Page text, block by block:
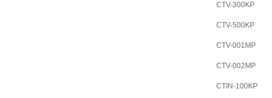
CTV-300KP
CTV-500KP
CTV-001MP
CTV-002MP
CTIN-100KP